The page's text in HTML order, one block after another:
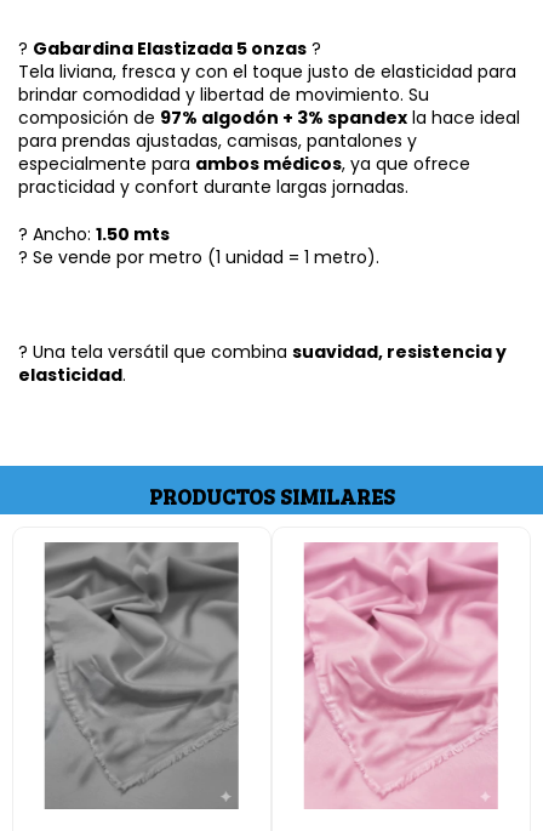
? Gabardina Elastizada 5 onzas ?
Tela liviana, fresca y con el toque justo de elasticidad para
brindar comodidad y libertad de movimiento. Su
composición de 97% algodón + 3% spandex la hace ideal
para prendas ajustadas, camisas, pantalones y
especialmente para ambos médicos, ya que ofrece
practicidad y confort durante largas jornadas.
? Ancho: 1.50 mts
? Se vende por metro (1 unidad = 1 metro).
? Una tela versátil que combina suavidad, resistencia y
elasticidad.
PRODUCTOS SIMILARES